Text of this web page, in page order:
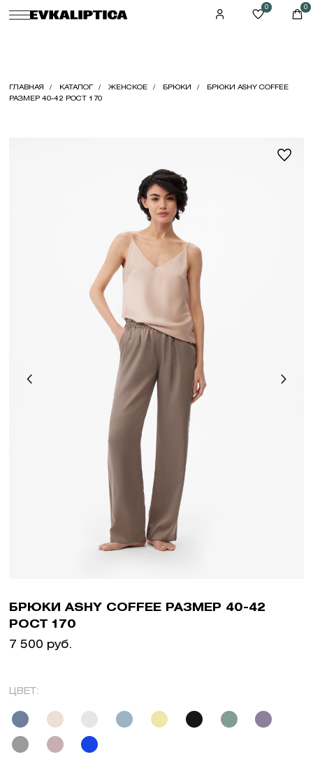
0 0
ГЛАВНАЯ КАТАЛОГ ЖЕНСКОЕ БРЮКИ
БРЮКИ ASHY COFFEE
РАЗМЕР 40-42 РОСТ 170
БРЮКИ ASHY COFFEE РАЗМЕР 40-42
РОСТ 170
7 500 руб.
ЦВЕТ: